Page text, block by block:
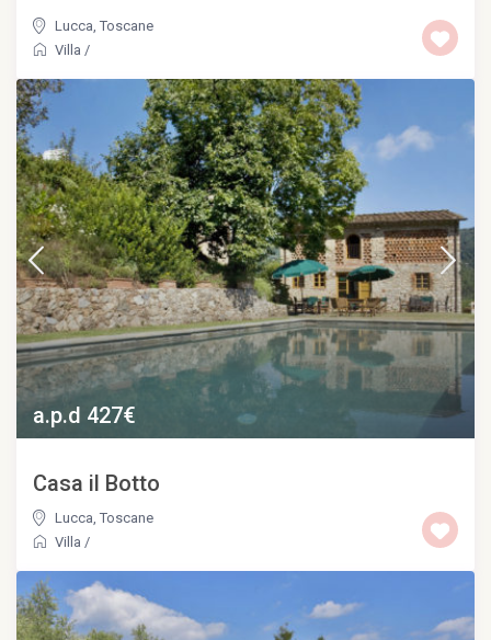
Lucca ,Toscane
Villa /
a.p.d 427€
Casa il Botto
Lucca ,Toscane
Villa /